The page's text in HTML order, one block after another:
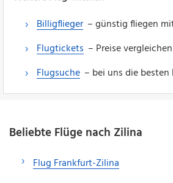
Billigflieger – günstig fliegen
Flugtickets – Preise
Flugsuche – bei uns die besten
Beliebte Flüge nach Zilina
Flug Frankfurt-Zilina